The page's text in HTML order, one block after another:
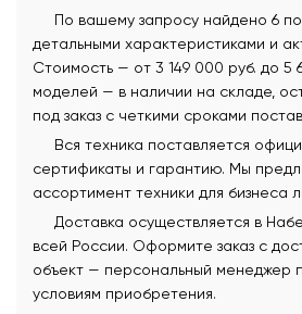
По вашему запросу найдено 6
детальными характеристиками и
Стоимость — от 3 149 000 руб. до 5
моделей — в наличии на складе,
под заказ с четкими сроками
Вся техника поставляется
сертификаты и гарантию. Мы
ассортимент техники для бизнеса
Доставка осуществляется в
всей России. Оформите заказ с
объект — персональный менеджер
условиям приобретения.